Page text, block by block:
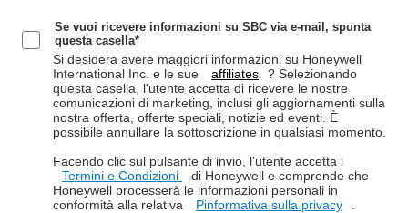
Se vuoi ricevere informazioni su SBC via e-mail, spunta
questa casella*
Si desidera avere maggiori informazioni su Honeywell
International Inc. e le sue
affiliates
? Selezionando
questa casella, l'utente accetta di ricevere le nostre
comunicazioni di marketing, inclusi gli aggiornamenti sulla
nostra offerta, offerte speciali, notizie ed eventi. È
possibile annullare la sottoscrizione in qualsiasi momento.
Facendo clic sul pulsante di invio, l'utente accetta i
Termini e Condizioni
di Honeywell e comprende che
Honeywell processerà le informazioni personali in
conformità alla relativa
Pinformativa sulla privacy